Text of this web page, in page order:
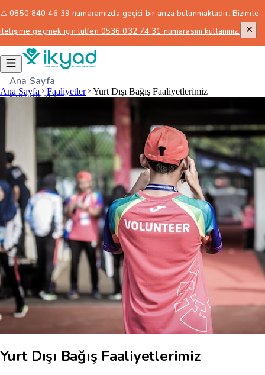
⚠️ 0850 840 46 39 numaramızda geçici bir arıza bulunmaktadır. Bizimle
iletişime geçmek için lütfen 0536 032 74 31 numarasını kullanınız.
Ana Sayfa
Kurumsal
Faaliyetlerimiz
Bağış Yap
Ana Sayfa Faaliyetler Yurt Dışı Bağış Faaliyetlerimiz
Yurt Dışı Bağış Faaliyetlerimiz